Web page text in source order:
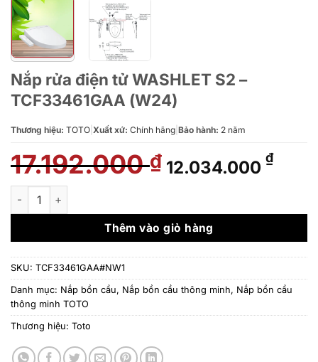
Nắp rửa điện tử WASHLET S2 –
TCF33461GAA (W24)
Thương hiệu: TOTO Xuất xứ: Chính hãng Bảo hành: 2 năm
17.192.000₫ Giá
gốc
17.192.000 ₫.
12.034.000 ₫Giá
là:
Nắp rửa điện tử WASHLET S2 – TCF33461GAA (W24) số lượng
Thêm vào giỏ hàng
SKU: TCF33461GAA#NW1
Danh mục: Nắp bồn cầu, Nắp bồn cầu thông minh, Nắp bồn cầu
thông minh TOTO
Thương hiệu: Toto